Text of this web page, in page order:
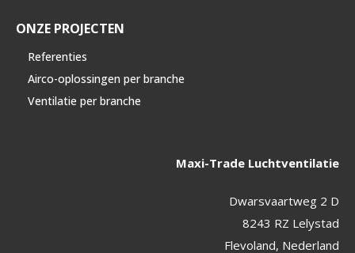
ONZE PROJECTEN
Referenties
Airco-oplossingen per branche
Ventilatie per branche
Maxi-Trade Luchtventilatie
Dwarsvaartweg 2 D
8243 RZ Lelystad
Flevoland, Nederland